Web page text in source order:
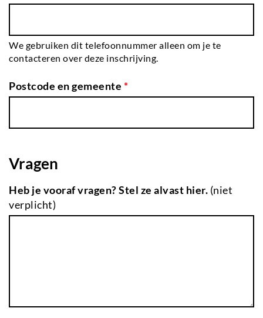
We gebruiken dit telefoonnummer alleen om je te
contacteren over deze inschrijving.
Postcode en gemeente *
Vragen
Heb je vooraf vragen? Stel ze alvast hier. (niet
verplicht)